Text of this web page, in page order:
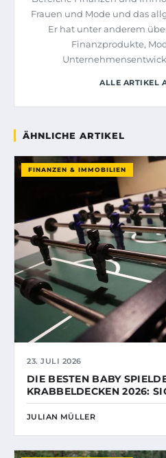
Frauen und Mode und das
Er hat unter anderem
Finanzprodukte,
ALLE ARTIKEL
ÄHNLICHE ARTIKEL
FINANZEN & IMMOBILIEN
23. JULI 2026
DIE BESTEN BABY
KRABBELDECKEN 2026:
JULIAN MÜLLER